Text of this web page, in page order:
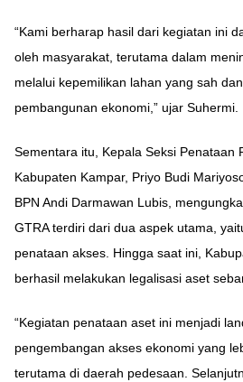
“Kami berharap hasil dari kegiatan ini
oleh masyarakat, terutama dalam
melalui kepemilikan lahan yang sah
pembangunan ekonomi,” ujar Suhermi.
Sementara itu, Kepala Seksi Penataan
Kabupaten Kampar, Priyo Budi
BPN Andi Darmawan Lubis,
GTRA terdiri dari dua aspek utama,
penataan akses. Hingga saat ini,
berhasil melakukan legalisasi aset
“Kegiatan penataan aset ini menjadi
pengembangan akses ekonomi yang
terutama di daerah pedesaan.